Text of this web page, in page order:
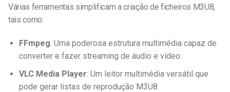
Várias ferramentas simplificam a criação de ficheiros M3U8,
tais como:
FFmpeg: Uma poderosa estrutura multimédia capaz de
converter e fazer streaming de áudio e vídeo.
VLC Media Player: Um leitor multimédia versátil que
pode gerar listas de reprodução M3U8.